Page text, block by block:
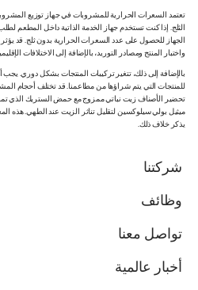
تعتمد السعرات الحرارية للمشروبات في جهاز توزيع
الثلج. إذا كنت تستخدم جهاز الخدمة الذاتية داخل المطعم
الجهاز للحصول على عدد السعرات الحرارية بدون ثلج. قد يؤثر
واختبار المنتج ومصادر التوريد، بالإضافة إلى الاختلافات
بالإضافة إلى ذلك، تتغير تركيبات المنتجات بشكل دوري.
للمنتجات التي يتم شراؤها من مطاعمنا. قد تختلف أحجام
تحضير الأصناف زيت نباتي ممزوج مع حمض الستريك الذي
يذكر خلاف ذلك.
شركتنا
وظائف
تواصل معنا
أخبار عالمية